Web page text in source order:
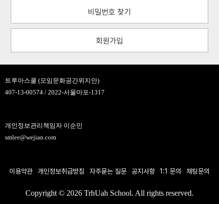
비밀번호 찾기
회원가입
트루아스쿨 (모임문화공간위지안)
407-13-00574 / 2022-서울마포-1317
개인정보관리책임자 이순민
smlee@wejian.com
이용약관 개인정보취급방침 자주묻는 질문 공지사항 1:1 문의 채팅문의
Copyright © 2026 TrhUah School. All rights reserved.